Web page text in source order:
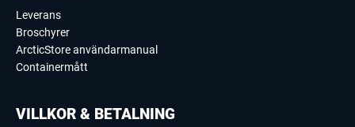
Leverans
Broschyrer
ArcticStore användarmanual
Containermått
VILLKOR & BETALNING